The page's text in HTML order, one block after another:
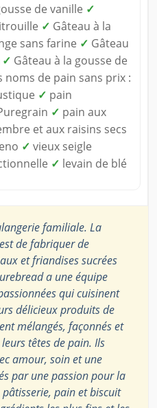
de vanille ✓
✓ Gâteau à la
sans farine ✓ Gâteau
✓ Gâteau à la gousse de
noms de pain sans prix :
✓ pain
✓ pain aux
et aux raisins secs
✓ vieux seigle
✓ levain de blé
familiale. La
de fabriquer de
et friandises sucrées
a une équipe
qui cuisinent
délicieux produits de
mélangés, façonnés et
têtes de pain. Ils
amour, soin et une
par une passion pour la
pain et biscuit